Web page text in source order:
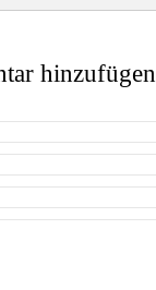
hinzufügen